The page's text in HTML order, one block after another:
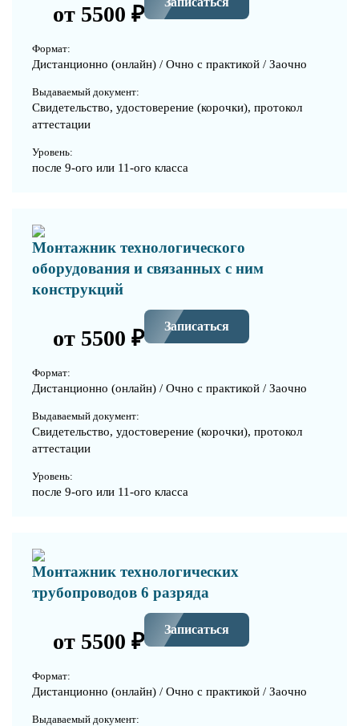
от 5500 ₽
Формат:
Дистанционно (онлайн) / Очно с практикой / Заочно
Выдаваемый документ:
Свидетельство, удостоверение (корочки), протокол
аттестации
Уровень:
после 9-ого или 11-ого класса
Монтажник технологического
оборудования и связанных с ним
конструкций
от 5500 ₽ Записаться
Формат:
Дистанционно (онлайн) / Очно с практикой / Заочно
Выдаваемый документ:
Свидетельство, удостоверение (корочки), протокол
аттестации
Уровень:
после 9-ого или 11-ого класса
Монтажник технологических
трубопроводов 6 разряда
от 5500 ₽ Записаться
Формат:
Дистанционно (онлайн) / Очно с практикой / Заочно
Выдаваемый документ: